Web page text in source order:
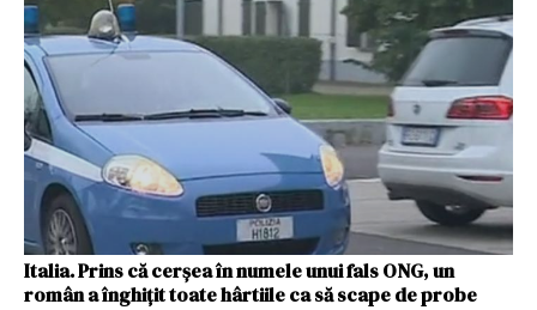
Italia. Prins că cerșea în numele unui fals ONG, un
român a înghițit toate hârtiile ca să scape de probe